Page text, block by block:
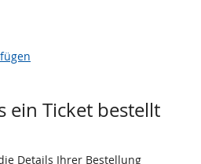
ein Ticket bestellt
Details Ihrer Bestellung